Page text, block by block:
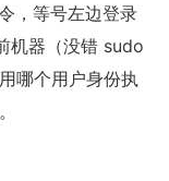
，等号左边登录
机器（没错 sudo
哪个用户身份执